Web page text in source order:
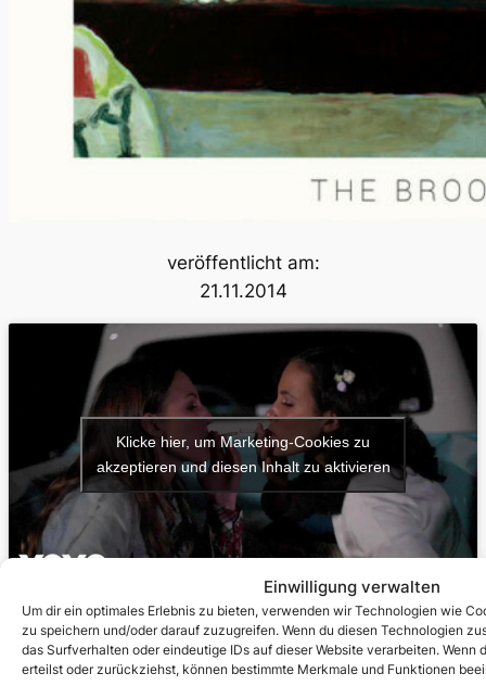
Einwilligung verwalten
Um dir ein optimales Erlebnis zu bieten, verwenden wir Technologien wie
zu speichern und/oder darauf zuzugreifen. Wenn du diesen Technologien
das Surfverhalten oder eindeutige IDs auf dieser Website verarbeiten. Wenn
erteilst oder zurückziehst, können bestimmte Merkmale und Funktionen
veröffentlicht am:
21.11.2014
Klicke hier, um Marketing-Cookies zu
akzeptieren und diesen Inhalt zu aktivieren
Mehr LGBTIQ+ Musikclips gibt es unter
Musikvideos.